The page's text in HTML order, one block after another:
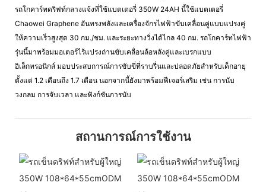
รถโกคาร์ทดริฟท์กลางแจ้งที่ใช้แบตเตอรี่ 350W 24AH นี้ใช้แบตเตอรี่
Chaowei Graphene อันทรงพลังและเครื่องจักรไฟฟ้าขับเคลื่อนคู่แบบแปรงคู่
ให้ความเร็วสูงสุด 30 กม./ชม. และระยะทางวิ่งได้ไกล 40 กม. รถโกคาร์ทไฟฟ้า
รุ่นนี้มาพร้อมมอเตอร์ไร้แปรงถ่านขับเคลื่อนล้อหลังคู่และเบรกแบบ
อิเล็กทรอนิกส์ มอบประสบการณ์การขับขี่ที่ราบรื่นและปลอดภัยสำหรับเด็กอายุ
ตั้งแต่ 1.2 เดือนถึง 1.7 เดือน นอกจากนี้ยังมาพร้อมฟีเจอร์เสริม เช่น การนับ
วงกลม การจับเวลา และฟังก์ชันการนับ
สถานการณ์การใช้งาน